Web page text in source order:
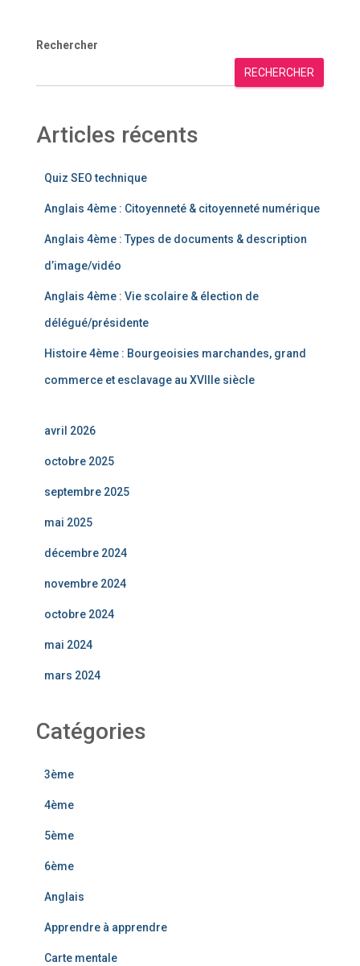
Rechercher
RECHERCHER
Articles récents
Quiz SEO technique
Anglais 4ème : Citoyenneté & citoyenneté numérique
Anglais 4ème : Types de documents & description
d’image/vidéo
Anglais 4ème : Vie scolaire & élection de
délégué/présidente
Histoire 4ème : Bourgeoisies marchandes, grand
commerce et esclavage au XVIIIe siècle
avril 2026
octobre 2025
septembre 2025
mai 2025
décembre 2024
novembre 2024
octobre 2024
mai 2024
mars 2024
Catégories
3ème
4ème
5ème
6ème
Anglais
Apprendre à apprendre
Carte mentale